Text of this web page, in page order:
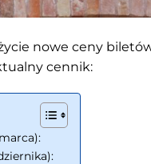
nowe ceny
cennik: